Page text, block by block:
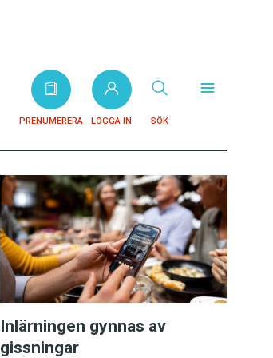
PRENUMERERA LOGGA IN SÖK
Inlärningen gynnas av
gissningar